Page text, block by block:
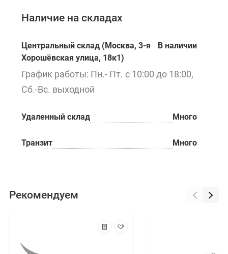
Наличие на складах
Центральный склад (Москва, 3-я
Хорошёвская улица, 18к1)
В наличии
График работы: Пн.- Пт. с 10:00 до 18:00,
Сб.-Вс. выходной
Удаленный склад Много
Транзит Много
Рекомендуем